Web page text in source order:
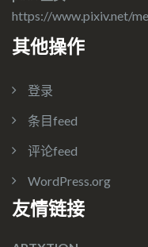
https://www.pixiv.net/
其他操作
登录
条目feed
评论feed
WordPress.org
友情链接